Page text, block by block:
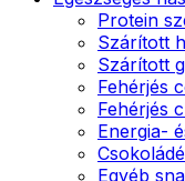
Protein
Szárított
Szárított
Fehérjés
Fehérjés
Energia-
Egyéb